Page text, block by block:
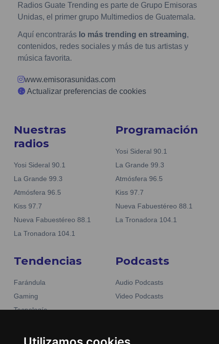
Radios Guate Trending es parte de Grupo Emisoras
Unidas, el primer grupo Multimedios de Guatemala.
Aquí encontrarás lo más trending en streaming,
contenidos, redes sociales y más de tus artistas y
música favorita.
www.emisorasunidas.com
Actualizar preferencias de cookies
Nuestras
radios
Yosi Sideral 90.1
La Grande 99.3
Atmósfera 96.5
Kiss 97.7
Nueva Fabuestéreo 88.1
La Tronadora 104.1
Programación
Yosi Sideral 90.1
La Grande 99.3
Atmósfera 96.5
Kiss 97.7
Nueva Fabuestéreo 88.1
La Tronadora 104.1
Tendencias
Farándula
Gaming
Tecnología
Business
Podcasts
Audio Podcasts
Video Podcasts